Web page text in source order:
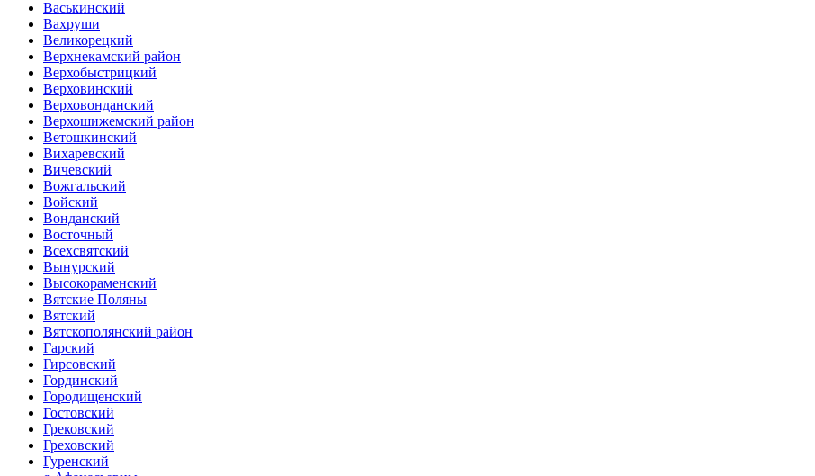
Васькинский
Вахруши
Великорецкий
Верхнекамский район
Верхобыстрицкий
Верховинский
Верховонданский
Верхошижемский район
Ветошкинский
Вихаревский
Вичевский
Вожгальский
Войский
Вонданский
Восточный
Всехсвятский
Вынурский
Высокораменский
Вятские Поляны
Вятский
Вятскополянский район
Гарский
Гирсовский
Гординский
Городищенский
Гостовский
Грековский
Греховский
Гуренский